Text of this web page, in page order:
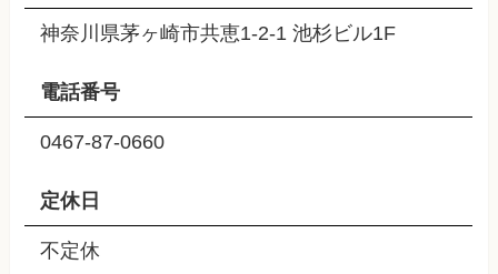
神奈川県茅ヶ崎市共恵1-2-1 池杉ビル1F
電話番号
0467-87-0660
定休日
不定休